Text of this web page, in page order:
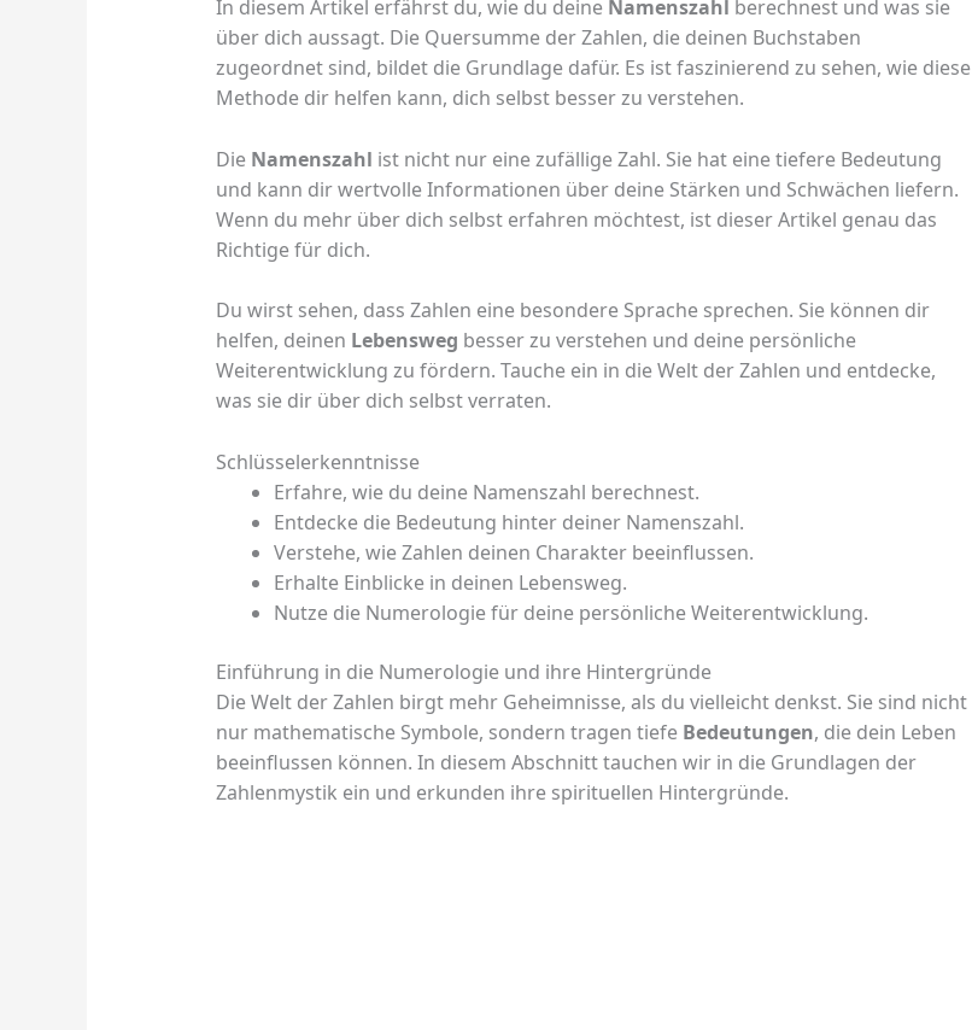
In diesem Artikel erfährst du, wie du deine Namenszahl berechnest und was sie
über dich aussagt. Die Quersumme der Zahlen, die deinen Buchstaben
zugeordnet sind, bildet die Grundlage dafür. Es ist faszinierend zu sehen, wie diese
Methode dir helfen kann, dich selbst besser zu verstehen.
Die Namenszahl ist nicht nur eine zufällige Zahl. Sie hat eine tiefere Bedeutung
und kann dir wertvolle Informationen über deine Stärken und Schwächen liefern.
Wenn du mehr über dich selbst erfahren möchtest, ist dieser Artikel genau das
Richtige für dich.
Du wirst sehen, dass Zahlen eine besondere Sprache sprechen. Sie können dir
helfen, deinen Lebensweg besser zu verstehen und deine persönliche
Weiterentwicklung zu fördern. Tauche ein in die Welt der Zahlen und entdecke,
was sie dir über dich selbst verraten.
Schlüsselerkenntnisse
Erfahre, wie du deine Namenszahl berechnest.
Entdecke die Bedeutung hinter deiner Namenszahl.
Verstehe, wie Zahlen deinen Charakter beeinflussen.
Erhalte Einblicke in deinen Lebensweg.
Nutze die Numerologie für deine persönliche Weiterentwicklung.
Einführung in die Numerologie und ihre Hintergründe
Die Welt der Zahlen birgt mehr Geheimnisse, als du vielleicht denkst. Sie sind nicht
nur mathematische Symbole, sondern tragen tiefe Bedeutungen, die dein Leben
beeinflussen können. In diesem Abschnitt tauchen wir in die Grundlagen der
Zahlenmystik ein und erkunden ihre spirituellen Hintergründe.